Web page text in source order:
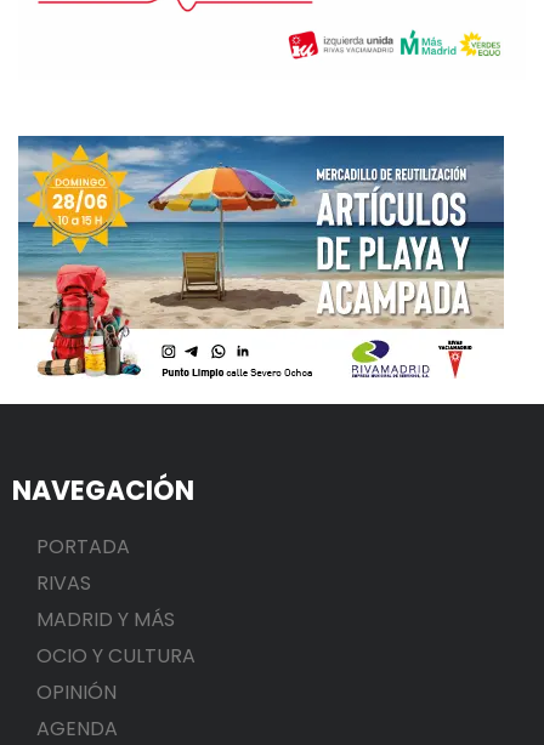
NAVEGACIÓN
PORTADA
RIVAS
MADRID Y MÁS
OCIO Y CULTURA
OPINIÓN
AGENDA